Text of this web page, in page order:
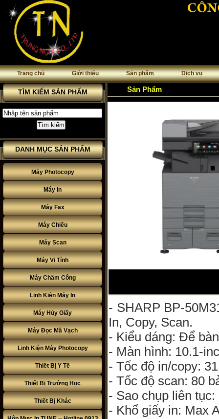
Trang chủ Giới thiệu Sản phẩm Dịch vụ
TÌM KIẾM SẢN PHẨM
DANH MỤC SẢN PHẨM
Máy Photocopy
Máy In
Máy Fax
Máy Chiếu
Máy Scan
Máy Vi Tính
Máy Chấm Công
Linh Kiện Máy In
Máy Hủy Giấy
Máy Đọc Mã Vạch
Linh Kiện Máy Photocopy
Thiết Bị Y Tế
Thiết Bị Trường Học
Thiết Bị Khác
Sản Phẩm
- SHARP BP-
In, Copy, Scan.
- Kiểu dáng: Để
- Màn hình: 10.1-
- Tốc độ in/copy:
- Tốc độ scan: 80
- Sao chụp liên
- Khổ giấy in: Max